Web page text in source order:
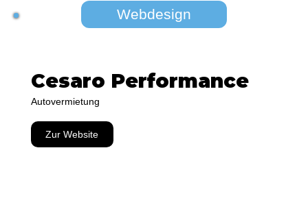
Cesaro Performance
Autovermietung
Zur Website
Webdesign